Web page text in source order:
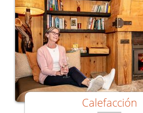
Calefacción